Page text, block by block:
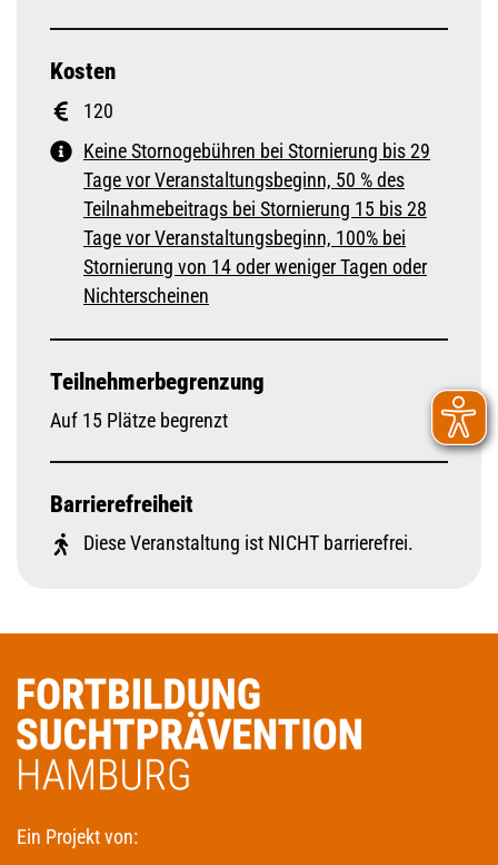
Kosten
120
Keine Stornogebühren bei Stornierung bis 29
Tage vor Veranstaltungsbeginn, 50 % des
Teilnahmebeitrags bei Stornierung 15 bis 28
Tage vor Veranstaltungsbeginn, 100% bei
Stornierung von 14 oder weniger Tagen oder
Nichterscheinen
Teilnehmerbegrenzung
Auf 15 Plätze begrenzt
Barrierefreiheit
Diese Veranstaltung ist NICHT barrierefrei.
Ein Projekt von: